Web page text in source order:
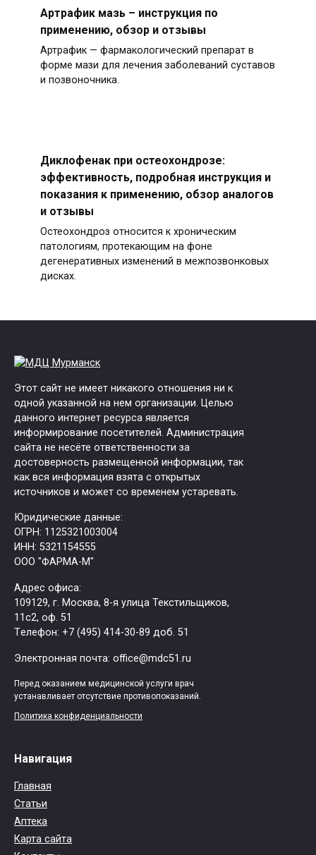
Артрафик мазь – инструкция по
применению, обзор и отзывы
Артрафик — фармакологический препарат в
форме мази для лечения заболеваний суставов
и позвоночника.
Диклофенак при остеохондрозе:
эффективность, подробная инструкция и
показания к применению, обзор аналогов
и отзывы
Остеохондроз относится к хроническим
патологиям, протекающим на фоне
дегенеративных изменений в межпозвонковых
дисках.
Этот сайт не имеет никакого отношения ни к
одной указанной на нем организации. Целью
данного интернет ресурса является
информирование посетителей. Администрация
сайта не несёте ответственности за
достоверность размещенной информации, так
как вся информация взята с открытых
источников и может со временем устаревать.
Юридические данные:
ОГРН: 1125321003004
ИНН: 5321154555
ООО "ФАРМА-М"
Адрес офиса:
109129, г. Москва, ​8-я улица Текстильщиков,
11с2, оф. 51
Tелефон: +7 (495) 414-30-89 доб. 51
Электронная почта: office@mdc51.ru
Перед оказанием медицинской услуги врач
устанавливает отсутствие противопоказаний.
Политика конфиденциальности
Навигация
Главная
Статьи
Аптека
Карта сайта